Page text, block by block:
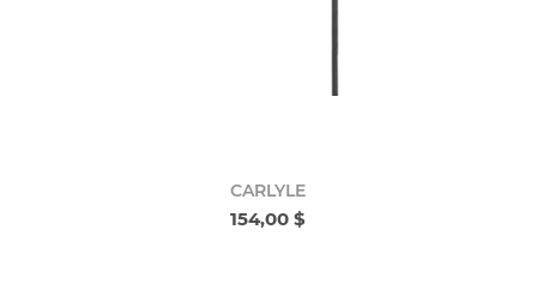
CARLYLE
154,00 $